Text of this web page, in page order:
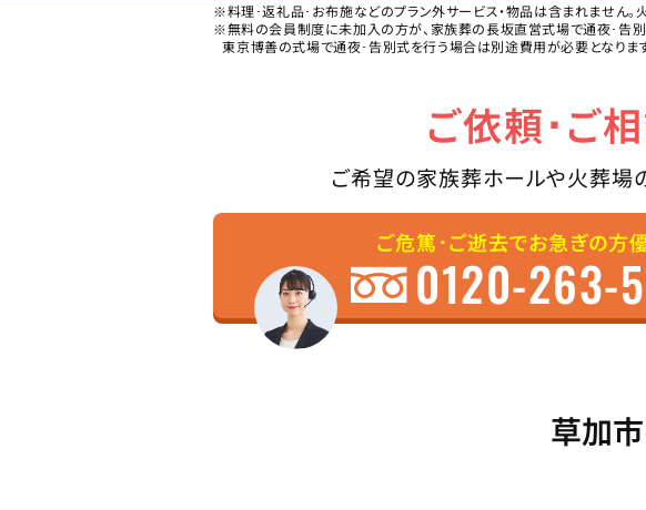
※料理･返礼品･お布施などのプラン外サービス・物品は含まれません。
※無料の会員制度に未加入の方が、家族葬の長坂直営式場で通夜･告
東京博善の式場で通夜･告別式を行う場合は別途費用が必要となります
ご依頼･ご
ご希望の家族葬ホールや火葬場
ご危篤･ご逝去でお急ぎの方
0120-263-
草加